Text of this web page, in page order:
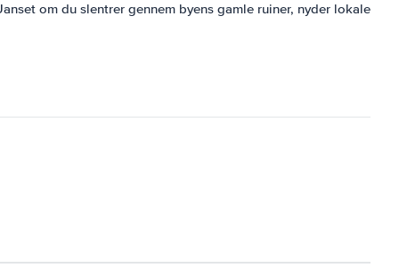
om du slentrer gennem byens gamle ruiner, nyder lokale